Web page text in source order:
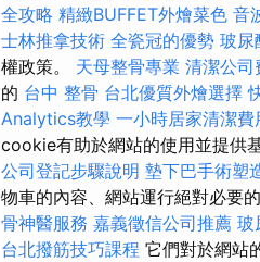
全攻略 精緻BUFFET外燴菜色 音
士林推拿技術 全瓷冠的優勢 玻尿
權政策。 天母整骨專業 清潔公司
的 台中 整骨 台北優質外燴選擇
Analytics教學 一小時居家清潔費
cookie有助於網站的使用並提供
公司登記步驟說明 墊下巴手術塑
物車的內容、網站運行絕對必要
骨神醫服務 嘉義徵信公司推薦 玻
台北撥筋技巧課程 它們對於網站